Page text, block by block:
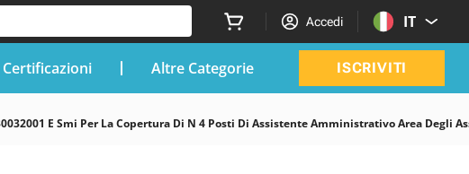
Accedi IT
Certificazioni Altre Categorie ISCRIVITI
E Smi Per La Copertura Di N 4 Posti Di Assistente Amministrativo Area Degli